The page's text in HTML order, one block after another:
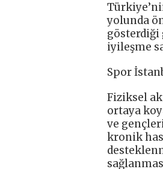
yolunda
gösterdiği
iyileşme
Spor
Fiziksel
ortaya
ve
kronik